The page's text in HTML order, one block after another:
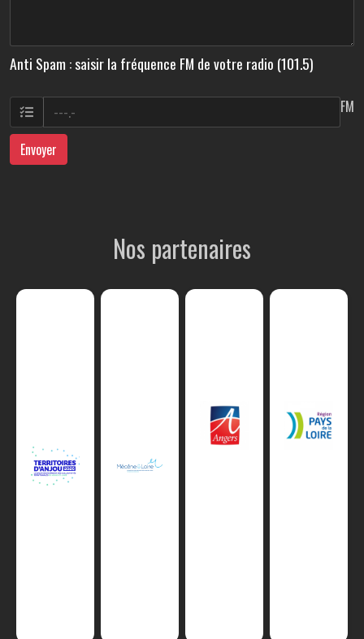
Anti Spam : saisir la fréquence FM de votre radio (101.5)
FM
Envoyer
Nos partenaires